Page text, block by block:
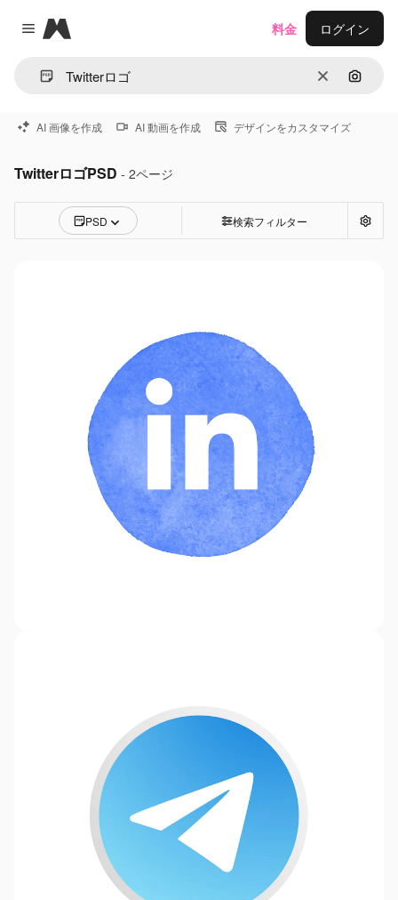
Close menu
Magnific
消去 画像で
料金 ログイン
AI 画像を作成 AI 動画を作成 デザインをカスタマイズ
TwitterロゴPSD - 2ページ
PSD 検索フィルター